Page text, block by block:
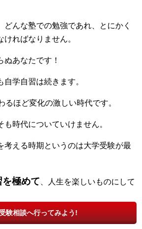
どんな塾での勉強であれ、とにかく
ければなりません。
ぬあなたです！
学自習は続きます。
るほど変化の激しい時代です。
時代についていけません。
考える時期というのは大学受験が最
を極めて 、人生を楽しいものにして
験相談へ行ってみよう!